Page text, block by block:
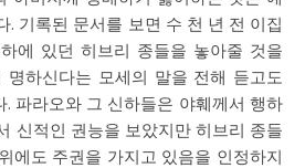
. 기록된 문서를 보면 수 천 년 전 이집
에 있던 히브리 종들을 놓아줄 것을
하신다는 모세의 말을 전해 듣고도
파라오와 그 신하들은 야훼께서 행하
신적인 권능을 보았지만 히브리 종들
에도 주권을 가지고 있음을 인정하지